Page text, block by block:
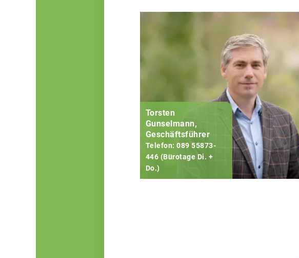
Torsten
Gunselmann,
Geschäftsführer
Telefon: 089 55873-
446 (Bürotage Di. +
Do.)